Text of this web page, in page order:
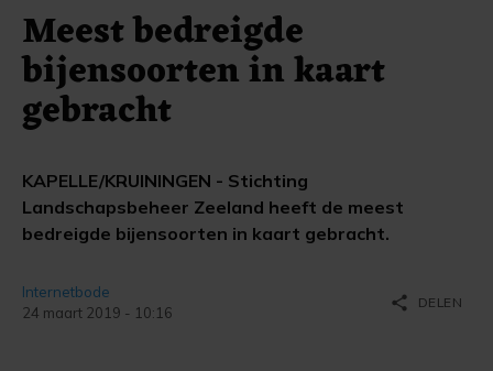
Meest bedreigde
bijensoorten in kaart
gebracht
KAPELLE/KRUININGEN - Stichting
Landschapsbeheer Zeeland heeft de meest
bedreigde bijensoorten in kaart gebracht.
Internetbode
24 maart 2019 - 10:16
share DELEN